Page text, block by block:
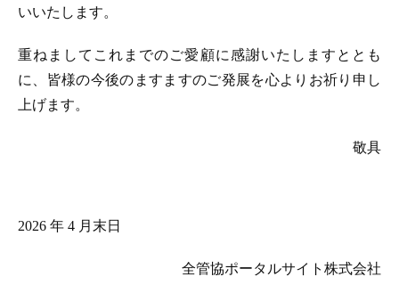
いいたします。
重ねましてこれまでのご愛顧に感謝いたしますととも
に、皆様の今後のますますのご発展を心よりお祈り申し
上げます。
敬具
2026 年 4 月末日
全管協ポータルサイト株式会社